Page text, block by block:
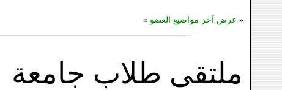
« عرض آخر مواضيع العضو »
ملتقى طلاب جامعة